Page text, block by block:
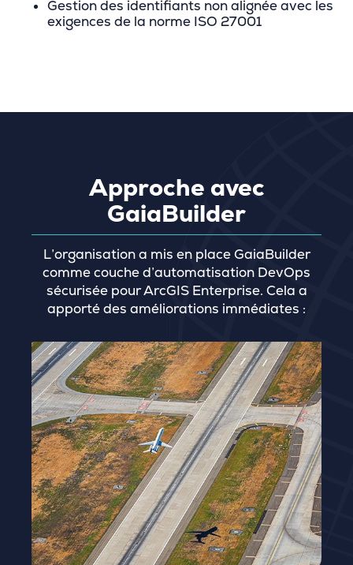
Gestion des identifiants non alignée avec les
exigences de la norme ISO 27001
Approche avec
GaiaBuilder
L’organisation a mis en place GaiaBuilder
comme couche d’automatisation DevOps
sécurisée pour ArcGIS Enterprise. Cela a
apporté des améliorations immédiates :